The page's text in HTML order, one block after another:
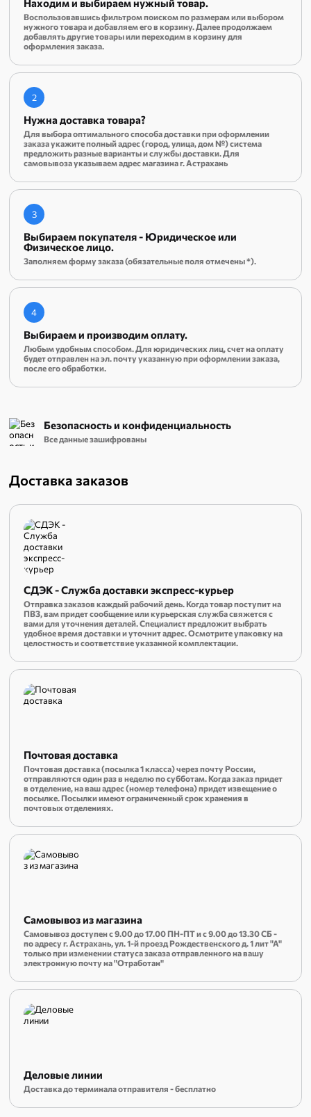
Находим и выбираем нужный товар.
Воспользовавшись фильтром поиском по размерам или выбором
нужного товара и добавляем его в корзину. Далее продолжаем
добавлять другие товары или переходим в корзину для
оформления заказа.
2
Нужна доставка товара?
Для выбора оптимального способа доставки при оформлении
заказа укажите полный адрес (город, улица, дом №) система
предложить разные варианты и службы доставки. Для
самовывоза указываем адрес магазина г. Астрахань
3
Выбираем покупателя - Юридическое или
Физическое лицо.
Заполняем форму заказа (обязательные поля отмечены *).
4
Выбираем и производим оплату.
Любым удобным способом. Для юридических лиц, счет на оплату
будет отправлен на эл. почту указанную при оформлении заказа,
после его обработки.
Безопасность и конфиденциальность
Все данные зашифрованы
Доставка заказов
СДЭК - Служба доставки экспресс-курьер
Отправка заказов каждый рабочий день. Когда товар поступит на
ПВЗ, вам придет сообщение или курьерская служба свяжется с
вами для уточнения деталей. Специалист предложит выбрать
удобное время доставки и уточнит адрес. Осмотрите упаковку на
целостность и соответствие указанной комплектации.
Почтовая доставка
Почтовая доставка (посылка 1 класса) через почту России,
отправляются один раз в неделю по субботам. Когда заказ придет
в отделение, на ваш адрес (номер телефона) придет извещение о
посылке. Посылки имеют ограниченный срок хранения в
почтовых отделениях.
Самовывоз из магазина
Самовывоз доступен с 9.00 до 17.00 ПН-ПТ и с 9.00 до 13.30 СБ -
по адресу г. Астрахань, ул. 1-й проезд Рождественского д. 1 лит "А"
только при изменении статуса заказа отправленного на вашу
электронную почту на "Отработан"
Деловые линии
Доставка до терминала отправителя - бесплатно